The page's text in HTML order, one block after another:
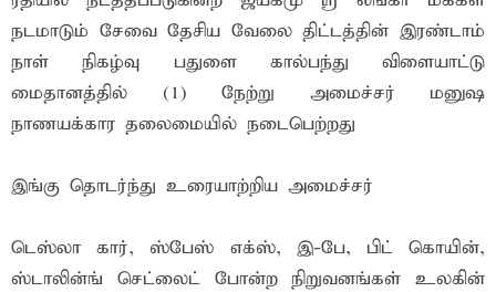
நடமாடும் சேவை தேசிய வேலை திட்டத்தின் இரண்டாம்
நாள் நிகழ்வு பதுளை கால்பந்து விளையாட்டு
மைதானத்தில் (1) நேற்று அமைச்சர் மனுஷ
நாணயக்கார தலைமையில் நடைபெற்றது
இங்கு தொடர்ந்து உரையாற்றிய அமைச்சர்
டெஸ்லா கார், ஸ்பேஸ் எக்ஸ், இ-பே, பிட் கொயின்,
ஸ்டாலின்ங் செட்லைட் போன்ற நிறுவனங்கள் உலகின்